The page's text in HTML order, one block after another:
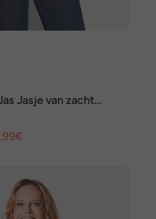
Jasje van zacht